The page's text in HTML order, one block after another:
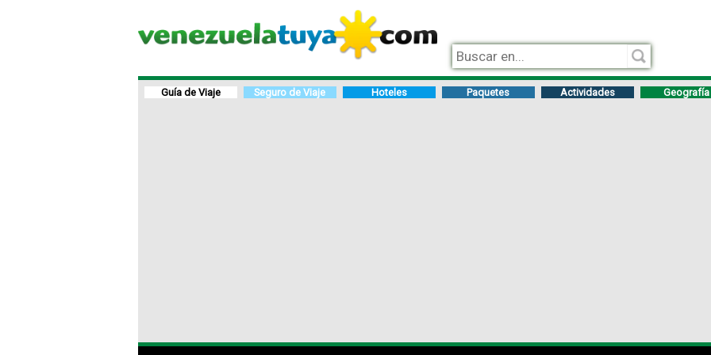
Guía de Viaje Seguro de Viaje Hoteles Paquetes Actividades Geografía